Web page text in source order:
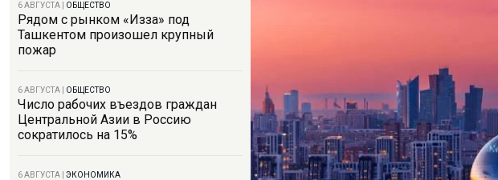
6 АВГУСТА ОБЩЕСТВО
Рядом с рынком «Изза» под
Ташкентом произошел крупный
пожар
6 АВГУСТА ОБЩЕСТВО
Число рабочих въездов граждан
Центральной Азии в Россию
сократилось на 15%
6 АВГУСТА ЭКОНОМИКА